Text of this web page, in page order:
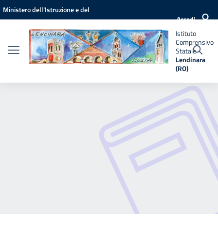
Vai ai contenuti
Vai al menu di navigazione
Vai al footer
Ministero dell'Istruzione e del
Accedi
Istituto
Comprensivo
Lendinara
(RO)
Istituto
Comprensivo
Statale
Lendinara
(RO)